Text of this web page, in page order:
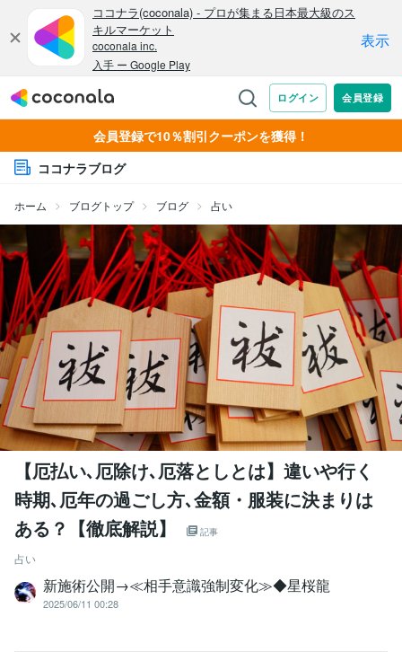
会員登録で10％割引クーポンを獲得！
ココナラブログ
ホーム ブログトップ ブログ 占い
【厄払い､厄除け､厄落としとは】違いや行く
時期､厄年の過ごし方､金額・服装に決まりは
ある？【徹底解説】
記事
占い
新施術公開→≪相手意識強制変化≫◆星桜龍
2025/06/11 00:28